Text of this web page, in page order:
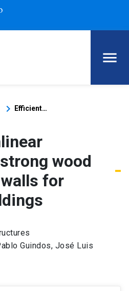
keyboard_arrow_right Efficient nonlinear modeling of strong wood frame shear walls for mid-rise buildings
wood
for
Guindos, José Luis